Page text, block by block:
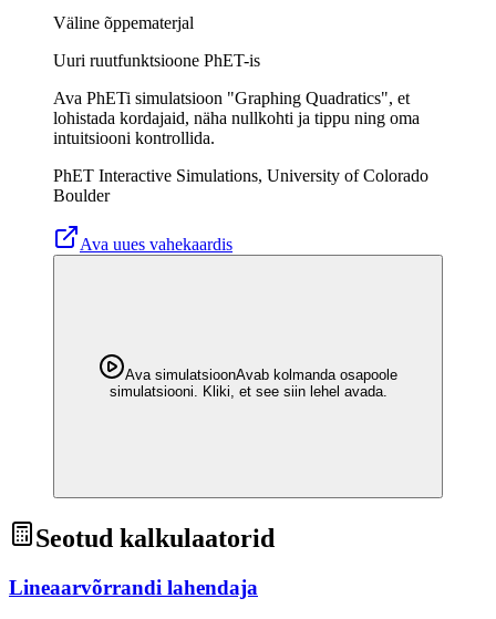
Väline õppematerjal
Uuri ruutfunktsioone PhET-is
Ava PhETi simulatsioon "Graphing Quadratics", et
lohistada kordajaid, näha nullkohti ja tippu ning oma
intuitsiooni kontrollida.
PhET Interactive Simulations, University of Colorado
Boulder
Ava uues vahekaardis
Ava simulatsioonAvab kolmanda osapoole
simulatsiooni. Kliki, et see siin lehel avada.
Seotud kalkulaatorid
Lineaarvõrrandi lahendaja